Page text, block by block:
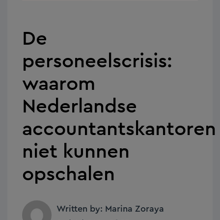
De
personeelscrisis:
waarom
Nederlandse
accountantskantoren
niet kunnen
opschalen
Written by: Marina Zoraya